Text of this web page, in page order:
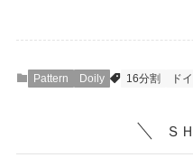
Pattern Doily 16分割 ド
Ｓ